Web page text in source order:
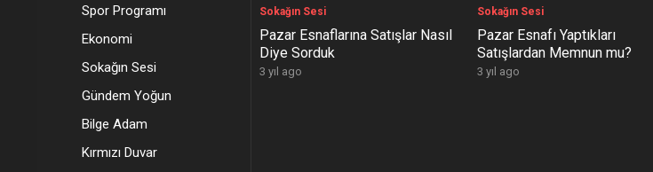
Spor Programı
Ekonomi
Sokağın Sesi
Gündem Yoğun
Bilge Adam
Kırmızı Duvar
Sokağın Sesi
Pazar Esnaflarına Satışlar Nasıl
Diye Sorduk
3 yıl ago
Sokağın Sesi
Pazar Esnafı Yaptıkları
Satışlardan Memnun mu?
3 yıl ago